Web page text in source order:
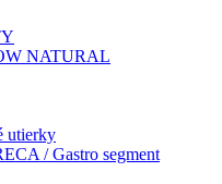
NATURAL
utierky
/ Gastro segment